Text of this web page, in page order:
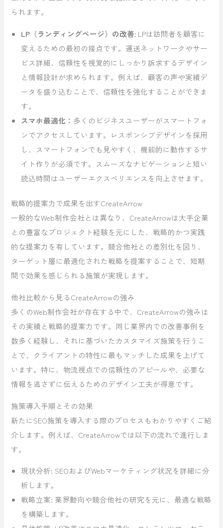
られます。
LP（ランディングページ）の改善: LPは訪問者を顧客に
変えるための最初の接点です。運送ネットワークやサー
ビス詳細、信頼性を視覚的にしっかり訴求するデザイン
と情報設計が求められます。例えば、顧客の声や実績デ
ータを盛り込むことで、信頼性を強化することができま
す。
スマホ最適化： 多くのビジネスユーザーがスマートフォ
ンでアクセスしています。レスポンシブデザインを採用
し、スマートフォンでも見やすく、機能的に動作するサ
イト作りが必須です。スムーズなナビゲーションと短い
読込時間はユーザーエクスペリエンスを向上させます。
戦略的提案力で成果を出すCreateArrow
一般的なWeb制作会社とは異なり、CreateArrowは大手企業
との豊富なプロジェクト経験を元にした、戦略的かつ実践
的な提案力を有しています。競合他社との差別化を図り、
ターゲット層に最適化された戦略を提案することで、短期
間で効果を感じられる施策が実現します。
他社比較から見るCreateArrowの強み
多くのWeb制作会社が存在する中で、CreateArrowの強みは
その実績と戦略的提案力です。同じ業界内での改善事例を
数多く経験し、それに基づいたカスタマイズ施策を行うこ
とで、クライアントの特性に最もマッチした成果を上げて
います。特に、物流視点での信頼性のアピールや、必要な
情報を逃さずに伝えるためのデザイン工夫が得意です。
施策導入手順とその効果
新たにSEO施策を導入する際のプロセスもわかりやすくご紹
介します。例えば、CreateArrowでは以下の流れで進行しま
す。
現状分析: SEOおよびWebマーケティング状況を詳細に分
析します。
戦略立案: 業界動向や競合他社の研究を元に、最適な戦略
を構築します。